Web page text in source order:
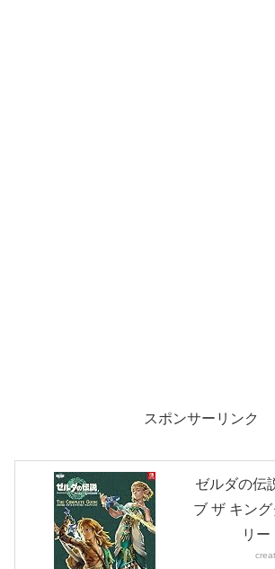
スポンサーリンク
ゼルダの伝
ブ ザ キン
リー